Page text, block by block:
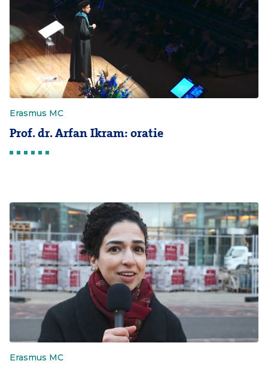
Erasmus MC
Prof. dr. Arfan Ikram: oratie
Erasmus MC